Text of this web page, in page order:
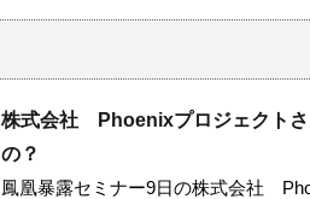
株式会社 Phoenixプロジェクト
の？
鳳凰暴露セミナー9日の株式会社